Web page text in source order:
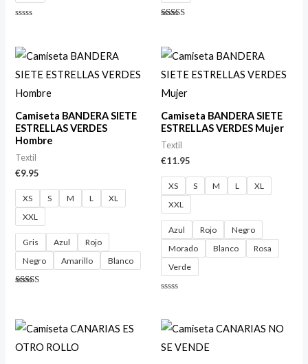
de
5
de 5
Camiseta BANDERA SIETE
ESTRELLAS VERDES
Hombre
Textil
€9.95
XS S M L
XL
XXL
Gris Azul
Rojo
Negro
Amarillo Blanco
de 5
Camiseta BANDERA SIETE
ESTRELLAS VERDES Mujer
Textil
€11.95
XS S M L
XL
XXL
Azul Rojo
Negro
Morado
Blanco
Rosa
Verde
de
5